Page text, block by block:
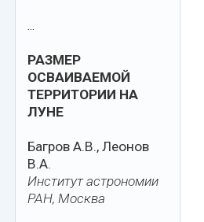
…
РАЗМЕР
ОСВАИВАЕМОЙ
ТЕРРИТОРИИ НА
ЛУНЕ
Багров А.В., Леонов
В.А.
Институт астрономии
РАН, Москва